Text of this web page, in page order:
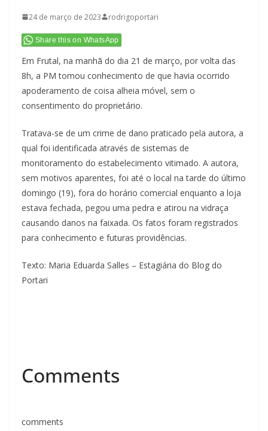
24 de março de 2023 rodrigoportari
Share this on WhatsApp
Em Frutal, na manhã do dia 21 de março, por volta das
8h, a PM tomou conhecimento de que havia ocorrido
apoderamento de coisa alheia móvel, sem o
consentimento do proprietário.
Tratava-se de um crime de dano praticado pela autora, a
qual foi identificada através de sistemas de
monitoramento do estabelecimento vitimado. A autora,
sem motivos aparentes, foi até o local na tarde do último
domingo (19), fora do horário comercial enquanto a loja
estava fechada, pegou uma pedra e atirou na vidraça
causando danos na faixada. Os fatos foram registrados
para conhecimento e futuras providências.
Texto: Maria Eduarda Salles – Estagiária do Blog do
Portari
Comments
comments